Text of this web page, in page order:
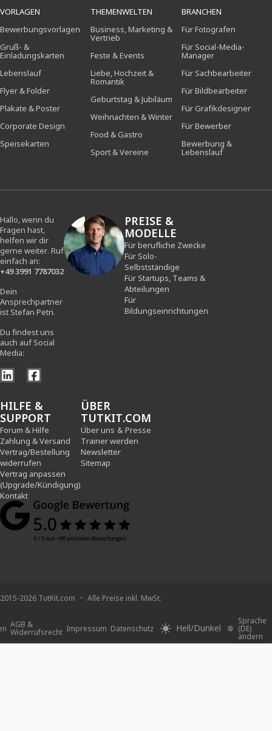
VORLAGEN
Bewerbungsvorlagen
Gruß- &
Einladungskarten
Lebenslauf
Flyer & Folder
Plakate & Poster
Corporate Design
Speisekarten
THEMENWELTEN
Business, Marketing &
Vertrieb
Feste & Events
Liebe, Hochzeit &
Romantik
Geburtstag & Jubiläum
Weihnachten & Winter
Food & Gastro
Sport & Vereine
BRANCHEN
Für Fotografen
Für Social-Media-
Manager
Für Sachbearbeiter
Für Bildbearbeiter
Für Grafikdesigner
Für Bewerber
Bewerbung &
Lebenslauf
Hallo, wenn du
Fragen hast,
helfen wir dir
gerne weiter. Ruf
einfach an:
+49 3991 7787032
Dein
Ansprechpartner
ist Stefan Petri.
Du findest uns
auch auf Social
Media:
PREISE &
MODELLE
Für berufliche Zwecke
Für Solo-
Selbstständige
Für Startups, Teams &
Abteilungen
Für
Bildungseinrichtungen
HILFE &
SUPPORT
Forum & Hilfe
Zahlung & Versand
Vertrag/Bestellung
widerrufen
Vertrag anpassen
(Upgrade/Kündigung)
Kontakt
ÜBER
TUTKIT.COM
Über uns & Presse
Trainer werden
Newsletter
Sitemap
2015-2026 TutKit.com Alle Preise inkl. MwSt.
AGB &
Widerrufsrecht Impressum Datenschutz Hell/Dunkel
Sprache
(DE)
ändern